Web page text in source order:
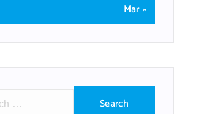
Mar »